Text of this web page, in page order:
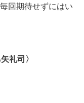
回期待せずにはい
礼司〉